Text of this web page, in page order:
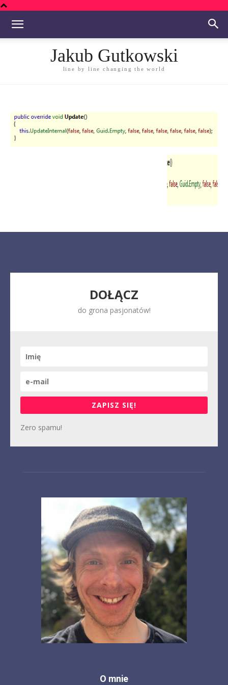
Jakub Gutkowski
line by line changing the world
DOŁĄCZ
do grona pasjonatów!
ZAPISZ SIĘ!
Zero spamu!
O mnie